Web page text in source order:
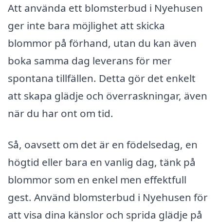
Att använda ett blomsterbud i Nyehusen
ger inte bara möjlighet att skicka
blommor på förhand, utan du kan även
boka samma dag leverans för mer
spontana tillfällen. Detta gör det enkelt
att skapa glädje och överraskningar, även
när du har ont om tid.
Så, oavsett om det är en födelsedag, en
högtid eller bara en vanlig dag, tänk på
blommor som en enkel men effektfull
gest. Använd blomsterbud i Nyehusen för
att visa dina känslor och sprida glädje på